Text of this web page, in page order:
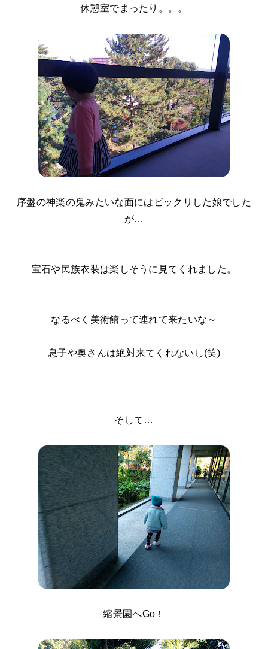
休憩室でまったり。。。
序盤の神楽の鬼みたいな面にはビックリした娘でした
が…
宝石や民族衣装は楽しそうに見てくれました。
なるべく美術館って連れて来たいな～
息子や奥さんは絶対来てくれないし(笑)
そして…
縮景園へGo！